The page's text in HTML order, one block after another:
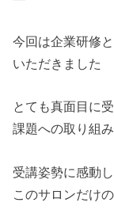
今回は企業研修
いただき ました
とても真面目に
課題への取り組
受講姿勢に感動
このサロンだけ